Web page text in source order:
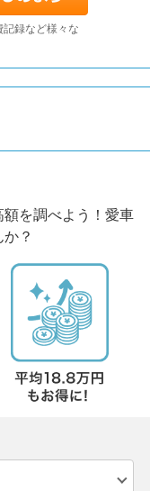
録など様々な
を調べよう！愛車
？